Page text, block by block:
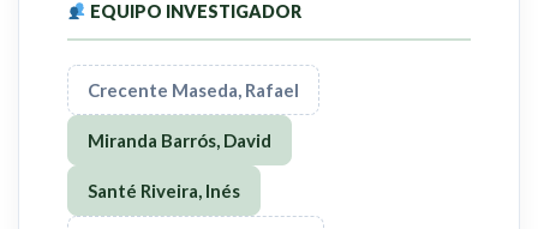
EQUIPO INVESTIGADOR
Crecente Maseda, Rafael
Miranda Barrós, David
Santé Riveira, Inés